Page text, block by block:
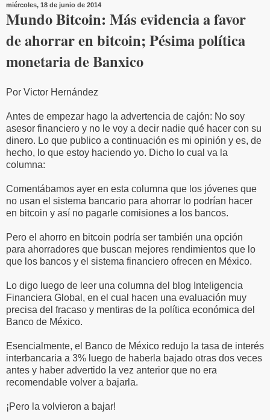
miércoles, 18 de junio de 2014
Mundo Bitcoin: Más evidencia a favor
de ahorrar en bitcoin; Pésima política
monetaria de Banxico
Por Victor Hernández
Antes de empezar hago la advertencia de cajón: No soy
asesor financiero y no le voy a decir nadie qué hacer con su
dinero. Lo que publico a continuación es mi opinión y es, de
hecho, lo que estoy haciendo yo. Dicho lo cual va la
columna:
Comentábamos ayer en esta columna que los jóvenes que
no usan el sistema bancario para ahorrar lo podrían hacer
en bitcoin y así no pagarle comisiones a los bancos.
Pero el ahorro en bitcoin podría ser también una opción
para ahorradores que buscan mejores rendimientos que lo
que los bancos y el sistema financiero ofrecen en México.
Lo digo luego de leer una columna del blog Inteligencia
Financiera Global, en el cual hacen una evaluación muy
precisa del fracaso y mentiras de la política económica del
Banco de México.
Esencialmente, el Banco de México redujo la tasa de interés
interbancaria a 3% luego de haberla bajado otras dos veces
antes y haber advertido la vez anterior que no era
recomendable volver a bajarla.
¡Pero la volvieron a bajar!